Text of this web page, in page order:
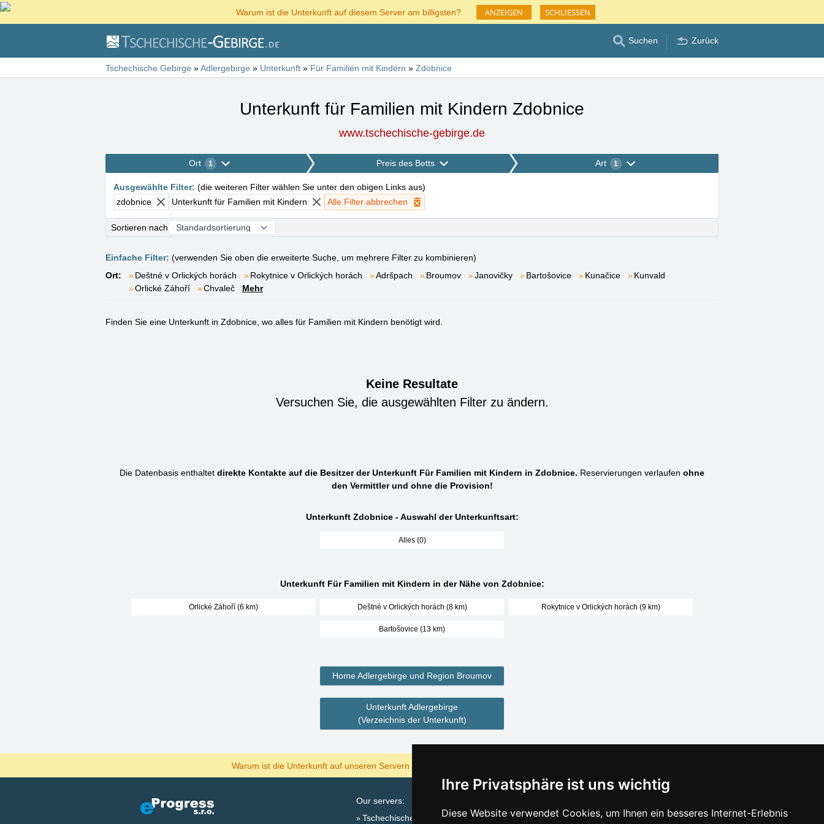
Ihre Privatsphäre ist uns wichtig
Diese Website verwendet Cookies, um Ihnen ein besseres Internet-Erlebnis
Warum ist die Unterkunft auf diesem Server am billigsten? ANZEIGEN SCHLIESSEN
Suchen Zurück
Tschechische Gebirge »Adlergebirge » Unterkunft » Für Familien mit Kindern » Zdobnice
Unterkunft für Familien mit Kindern Zdobnice
www.tschechische-gebirge.de
Ort 1 Preis des Betts Art 1
Ausgewählte Filter: (die weiteren Filter wählen Sie unter den obigen Links aus)
zdobnice
Unterkunft für Familien mit Kindern Alle Filter abbrechen
Sortieren nach
Einfache Filter: (verwenden Sie oben die erweiterte Suche, um mehrere Filter zu kombinieren)
Ort:
Deštné v Orlických horách Rokytnice v Orlických horách Adršpach Broumov Janovičky Bartošovice Kunačice
Kunvald
Orlické Záhoří
Chvaleč Mehr
Finden Sie eine Unterkunft in Zdobnice, wo alles für Familien mit Kindern benötigt wird.
Keine Resultate
Versuchen Sie, die ausgewählten Filter zu ändern.
Die Datenbasis enthaltet direkte Kontakte auf die Besitzer der Unterkunft Für Familien mit Kindern in Zdobnice. Reservierungen verlaufen ohne
den Vermittler und ohne die Provision!
Unterkunft Zdobnice - Auswahl der Unterkunftsart:
Alles (0)
Unterkunft Für Familien mit Kindern in der Nähe von Zdobnice:
Orlické Záhoří (6 km) Deštné v Orlických horách (8 km) Rokytnice v Orlických horách (9 km)
Bartošovice (13 km)
Home Adlergebirge und Region Broumov
Unterkunft Adlergebirge
(Verzeichnis der Unterkunft)
Warum ist die Unterkunft auf unseren Servern am billigsten?
Our servers:
Tschechische Gebirge
Lastminute Adlergebirge